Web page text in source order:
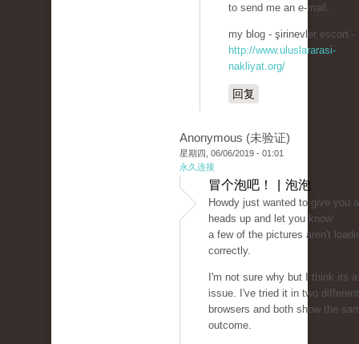
to send me an e-mail.
my blog - şirinevler escort -
http://www.uluslararasi-
nakliyat.org/
回复
Anonymous (未验证)
星期四, 06/06/2019 - 01:01
永久连接
冒个泡吧！ | 泡泡
Howdy just wanted to give you
heads up and let you know
a few of the pictures aren't
correctly.
I'm not sure why but I think its
issue. I've tried it in two different
browsers and both show the
outcome.